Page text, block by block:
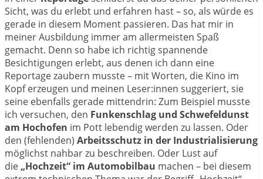
Sicht, was du erlebt und erfahren hast – so, als würde es
gerade in diesem Moment passieren. Das hat mir in
meiner Ausbildung immer am allermeisten Spaß
gemacht. Denn so habe ich richtig spannende
Besichtigungen erlebt, aus denen ich dann eine
Reportage zaubern musste – mit Worten, die Kino im
Kopf erzeugen und meinen Leser:innen suggeriert, sie
seine ebenfalls gerade mittendrin: Zum Beispiel musste
ich versuchen, den Funkenschlag und Schwefeldunst
am Hochofen im Pott lebendig werden zu lassen. Oder
den (fehlenden) Arbeitsschutz in der Industrialisierung
möglichst nahbar zu beschreiben. Oder Lust auf
die „Hochzeit“ im Automobilbau machen – bei diesem